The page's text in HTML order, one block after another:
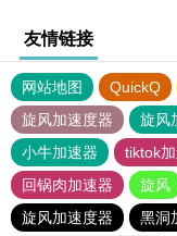
友情链接
网站地图 QuickQ
旋风加速度器
旋风
小牛加速器
tiktok
回锅肉加速器
旋风
旋风加速度器
黑洞